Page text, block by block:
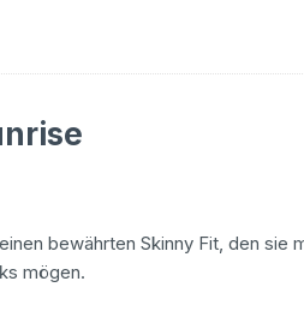
bewährten Skinny Fit, den
mögen.